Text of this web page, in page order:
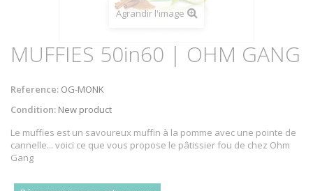
Agrandir l'image
MUFFIES 50in60 | OHM GANG
Reference: OG-MONK
Condition: New product
Le muffies est un savoureux muffin à la pomme avec une pointe de
cannelle... voici ce que vous propose le pâtissier fou de chez Ohm
Gang